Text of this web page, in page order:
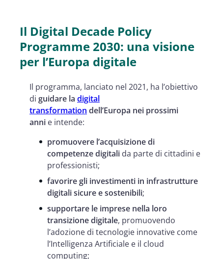
Il Digital Decade Policy
Programme 2030: una visione
per l’Europa digitale
Il programma, lanciato nel 2021, ha l’obiettivo
di guidare la digital
transformation dell’Europa nei prossimi
anni e intende:
promuovere l’acquisizione di
competenze digitali da parte di cittadini e
professionisti;
favorire gli investimenti in infrastrutture
digitali sicure e sostenibili;
supportare le imprese nella loro
transizione digitale, promuovendo
l’adozione di tecnologie innovative come
l’Intelligenza Artificiale e il cloud
computing;